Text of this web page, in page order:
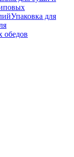
Упаковка для
обедов